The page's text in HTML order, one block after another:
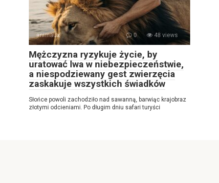
animaux 0 48 views
Mężczyzna ryzykuje życie, by
uratować lwa w niebezpieczeństwie,
a niespodziewany gest zwierzęcia
zaskakuje wszystkich świadków
Słońce powoli zachodziło nad sawanną, barwiąc krajobraz
złotymi odcieniami. Po długim dniu safari turyści